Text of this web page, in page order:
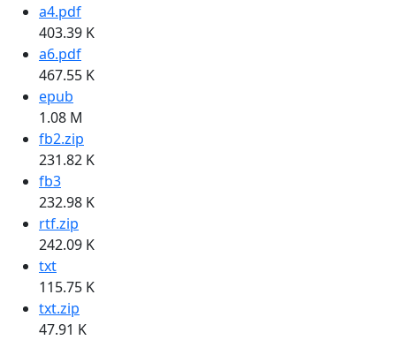
a4.pdf
403.39 K
a6.pdf
467.55 K
epub
1.08 M
fb2.zip
231.82 K
fb3
232.98 K
rtf.zip
242.09 K
txt
115.75 K
txt.zip
47.91 K